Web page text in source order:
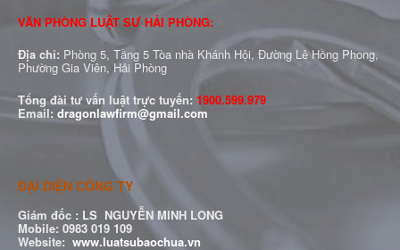
VĂN PHÒNG LUẬT SƯ HẢI PHÒNG:
Địa chỉ: Phòng 5, Tầng 5 Tòa nhà Khánh Hội, Đường Lê Hồng Phong,
Phường Gia Viên, Hải Phòng
Tổng đài tư vấn luật trực tuyến: 1900.599.979
Email: dragonlawfirm@gmail.com
ĐẠI DIỆN CÔNG TY
Giám đốc : LS NGUYỄN MINH LONG
Mobile: 0983 019 109
Website: www.luatsubaochua.vn